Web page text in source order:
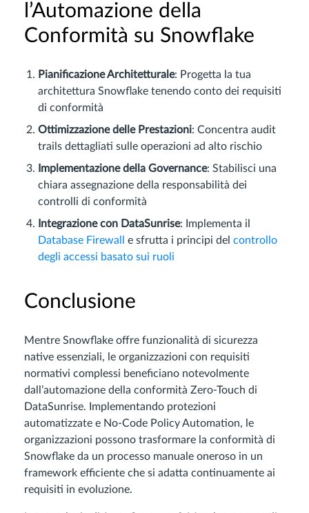
l’Automazione della
Conformità su Snowflake
Pianificazione Architetturale: Progetta la tua
architettura Snowflake tenendo conto dei requisiti
di conformità
Ottimizzazione delle Prestazioni: Concentra audit
trails dettagliati sulle operazioni ad alto rischio
Implementazione della Governance: Stabilisci una
chiara assegnazione della responsabilità dei
controlli di conformità
Integrazione con DataSunrise: Implementa il
Database Firewall
e sfrutta i principi del controllo
degli accessi basato sui ruoli
Conclusione
Mentre Snowflake offre funzionalità di sicurezza
native essenziali, le organizzazioni con requisiti
normativi complessi beneficiano notevolmente
dall’automazione della conformità Zero-Touch di
DataSunrise. Implementando protezioni
automatizzate e No-Code Policy Automation, le
organizzazioni possono trasformare la conformità di
Snowflake da un processo manuale oneroso in un
framework efficiente che si adatta continuamente ai
requisiti in evoluzione.